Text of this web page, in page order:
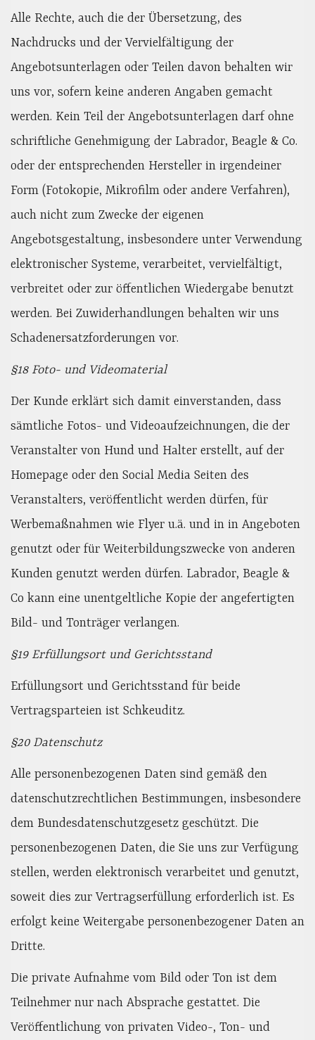
Alle Rechte, auch die der Übersetzung, des
Nachdrucks und der Vervielfältigung der
Angebotsunterlagen oder Teilen davon behalten wir
uns vor, sofern keine anderen Angaben gemacht
werden. Kein Teil der Angebotsunterlagen darf ohne
schriftliche Genehmigung der Labrador, Beagle & Co.
oder der entsprechenden Hersteller in irgendeiner
Form (Fotokopie, Mikrofilm oder andere Verfahren),
auch nicht zum Zwecke der eigenen
Angebotsgestaltung, insbesondere unter Verwendung
elektronischer Systeme, verarbeitet, vervielfältigt,
verbreitet oder zur öffentlichen Wiedergabe benutzt
werden. Bei Zuwiderhandlungen behalten wir uns
Schadenersatzforderungen vor.
§18 Foto- und Videomaterial
Der Kunde erklärt sich damit einverstanden, dass
sämtliche Fotos- und Videoaufzeichnungen, die der
Veranstalter von Hund und Halter erstellt, auf der
Homepage oder den Social Media Seiten des
Veranstalters, veröffentlicht werden dürfen, für
Werbemaßnahmen wie Flyer u.ä. und in in Angeboten
genutzt oder für Weiterbildungszwecke von anderen
Kunden genutzt werden dürfen. Labrador, Beagle &
Co kann eine unentgeltliche Kopie der angefertigten
Bild- und Tonträger verlangen.
§19 Erfüllungsort und Gerichtsstand
Erfüllungsort und Gerichtsstand für beide
Vertragsparteien ist Schkeuditz.
§20 Datenschutz
Alle personenbezogenen Daten sind gemäß den
datenschutzrechtlichen Bestimmungen, insbesondere
dem Bundesdatenschutzgesetz geschützt. Die
personenbezogenen Daten, die Sie uns zur Verfügung
stellen, werden elektronisch verarbeitet und genutzt,
soweit dies zur Vertragserfüllung erforderlich ist. Es
erfolgt keine Weitergabe personenbezogener Daten an
Dritte.
Die private Aufnahme vom Bild oder Ton ist dem
Teilnehmer nur nach Absprache gestattet. Die
Veröffentlichung von privaten Video-, Ton- und